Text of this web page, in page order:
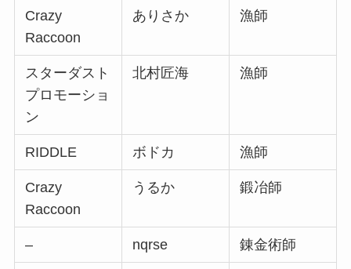
Crazy
Raccoon
ありさか 漁師
スターダスト
プロモーショ
ン
北村匠海 漁師
RIDDLE ボドカ 漁師
Crazy
Raccoon
うるか 鍛冶師
– nqrse 錬金術師